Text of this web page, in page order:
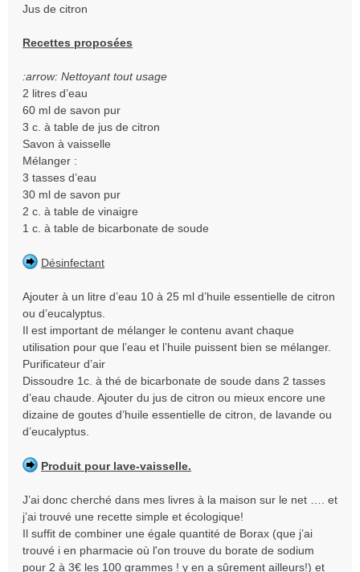
Jus de citron
Recettes proposées
:arrow: Nettoyant tout usage
2 litres d’eau
60 ml de savon pur
3 c. à table de jus de citron
Savon à vaisselle
Mélanger :
3 tasses d’eau
30 ml de savon pur
2 c. à table de vinaigre
1 c. à table de bicarbonate de soude
Désinfectant
Ajouter à un litre d’eau 10 à 25 ml d’huile essentielle de citron
ou d’eucalyptus.
Il est important de mélanger le contenu avant chaque
utilisation pour que l’eau et l’huile puissent bien se mélanger.
Purificateur d’air
Dissoudre 1c. à thé de bicarbonate de soude dans 2 tasses
d’eau chaude. Ajouter du jus de citron ou mieux encore une
dizaine de goutes d’huile essentielle de citron, de lavande ou
d’eucalyptus.
Produit pour lave-vaisselle.
J’ai donc cherché dans mes livres à la maison sur le net …. et
j’ai trouvé une recette simple et écologique!
Il suffit de combiner une égale quantité de Borax (que j’ai
trouvé i en pharmacie où l'on trouve du borate de sodium
pour 2 à 3€ les 100 grammes ! y en a sûrement ailleurs!) et